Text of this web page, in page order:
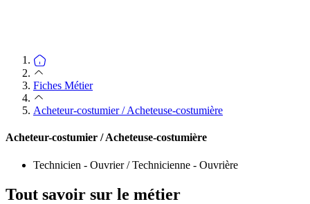
Fiches Métier
Acheteur-costumier / Acheteuse-costumière
Acheteur-costumier / Acheteuse-costumière
Technicien - Ouvrier / Technicienne - Ouvrière
Tout savoir sur le métier